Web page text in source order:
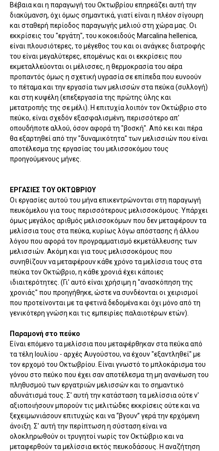
Βέβαια και η παραγωγή του Οκτωβρίου επηρεάζει αυτή την
διακύμανση, όχι όμως σημαντικά, γιατί είναι η πλέον σίγουρη
και σταθερή περίοδος παραγωγής μελιού στη χώρα μας. Οι
εκκρίσεις του "εργάτη", του κοκοειδούς Marcalina hellenica,
είναι πλουσιότερες, το μέγεθος του και οι ανάγκες διατροφής
του είναι μεγαλύτερες, επομένως και οι εκκρίσεις που
εκμεταλλεύονται οι μέλισσες, η θερμοκρασία του αέρα
προπαντός όμως η σχετική υγρασία σε επίπεδα που ευνοούν
το πέταμα και την εργασία των μελισσών στα πεύκα (συλλογή)
και στη κυψέλη (επεξεργασία της πρώτης ύλης και
μετατροπής της σε μέλι). Η επιτυχία λοιπόν τον Οκτώβριο στο
πεύκο, είναι σχεδόν εξασφαλισμένη, περισσότερο απ'
οπουδήποτε αλλού, όσον αφορά τη "βοσκή". Από κει και πέρα
θα εξαρτηθεί από την "δυναμικότητα" των μελισσιών που είναι
αποτέλεσμα της εργασίας του μελισσοκόμου τους
προηγούμενους μήνες.
ΕΡΓΑΣΙΕΣ ΤΟΥ ΟΚΤΩΒΡΙΟΥ
Οι εργασίες αυτού του μήνα επικεντρώνονται στη παραγωγή
πευκόμελου για τους περισσότερους μελισσοκόμους. Υπάρχει
όμως μεγάλος αριθμός μελισσοκόμων που δεν μεταφέρουν τα
μελίσσια τους στα πεύκα, κυρίως λόγω απόστασης ή άλλου
λόγου που αφορά τον προγραμματισμό εκμετάλλευσης των
μελισσιών. Ακόμη και για τους μελισσοκόμους που
συνηθίζουν να μεταφέρουν κάθε χρόνο τα μελίσσια τους στα
πεύκα τον Οκτώβριο, η κάθε χρονιά έχει κάποιες
ιδιαιτερότητες. (Γι' αυτό είναι χρήσιμη η "ανασκόπηση της
χρονιάς" που προηγήθηκε, ώστε να συνδέονται οι χειρισμοί
που προτείνονται με τα φετινά δεδομένα και όχι μόνο από τη
γενικότερη γνώση και τις εμπειρίες παλαιοτέρων ετών).
Παραμονή στο πεύκο
Είναι επόμενο τα μελίσσια που μεταφέρθηκαν στα πεύκα από
τα τέλη Ιουλίου - αρχές Αυγούστου, να έχουν "εξαντληθεί" με
τον ερχομό του Οκτωβρίου. Είναι γνωστό το μπλοκάρισμα του
γόνου στο πεύκο που έχει σαν αποτέλεσμα τη μη ανανέωση του
πληθυσμού των εργατριών μελισσών και το σημαντικό
αδυνάτισμά τους. Σ' αυτή την κατάσταση τα μελίσσια ούτε ν'
αξιοποιήσουν μπορούν τις μελιτώδες εκκρίσεις ούτε και να
ξεχειμωνιάσουν επιτυχώς και να “βγουν” γερά την ερχόμενη
άνοιξη. Σ' αυτή την περίπτωση η σύσταση είναι να
ολοκληρωθούν οι τρυγητοί νωρίς τον Οκτώβριο και να
μεταφερθούν τα μελίσσια εκτός πευκοδάσους. Η αναζήτηση